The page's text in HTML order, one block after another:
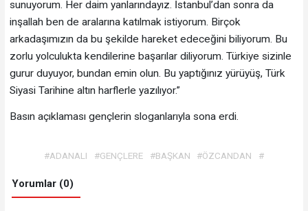
sunuyorum. Her daim yanlarındayız. İstanbul’dan sonra da
inşallah ben de aralarına katılmak istiyorum. Birçok
arkadaşımızın da bu şekilde hareket edeceğini biliyorum. Bu
zorlu yolculukta kendilerine başarılar diliyorum. Türkiye sizinle
gurur duyuyor, bundan emin olun. Bu yaptığınız yürüyüş, Türk
Siyasi Tarihine altın harflerle yazılıyor.”
Basın açıklaması gençlerin sloganlarıyla sona erdi.
#ADANALI #GENÇLERE #BAŞKAN #ÖZCANDAN #
Yorumlar (0)